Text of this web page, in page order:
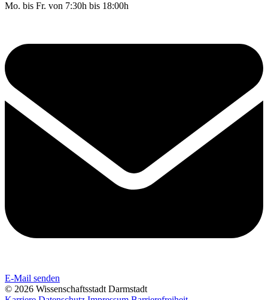
Mo. bis Fr. von 7:30h bis 18:00h
E-Mail senden
© 2026 Wissenschaftsstadt Darmstadt